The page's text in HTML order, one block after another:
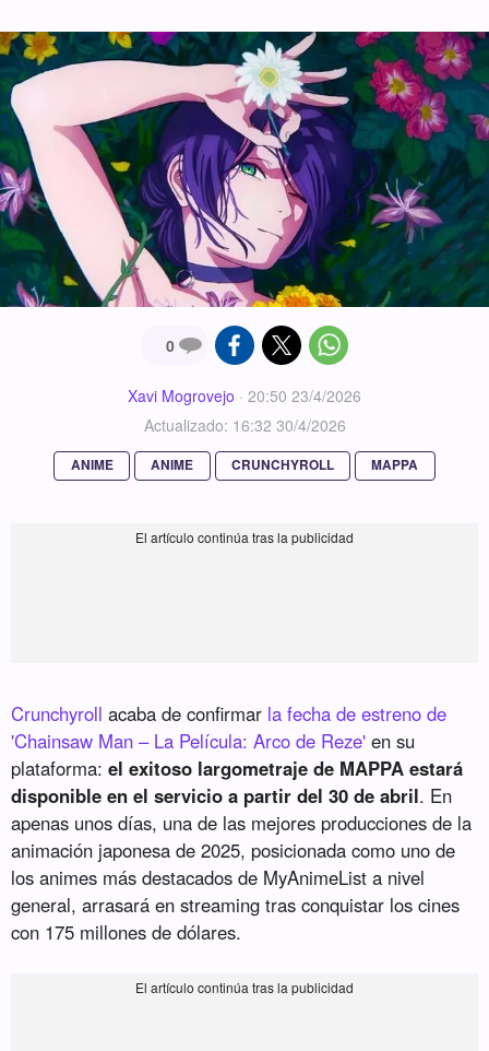
0
Xavi Mogrovejo · 20:50 23/4/2026
Actualizado: 16:32 30/4/2026
ANIME ANIME CRUNCHYROLL MAPPA
Crunchyroll acaba de confirmar la fecha de estreno de
'Chainsaw Man – La Película: Arco de Reze' en su
plataforma:el exitoso largometraje de MAPPA estará
disponible en el servicio a partir del 30 de abril. En
apenas unos días, una de las mejores producciones de la
animación japonesa de 2025, posicionada como uno de
los animes más destacados de MyAnimeList a nivel
general, arrasará en streaming tras conquistar los cines
con 175 millones de dólares.